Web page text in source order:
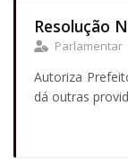
Resolução
Parlamentar
Autoriza
dá outras